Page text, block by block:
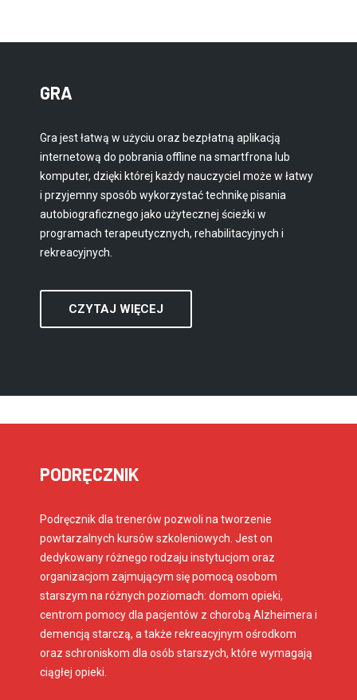
GRA
Gra jest łatwą w użyciu oraz bezpłatną aplikacją
internetową do pobrania offline na smartfrona lub
komputer, dzięki której każdy nauczyciel może w łatwy
i przyjemny sposób wykorzystać technikę pisania
autobiograficznego jako użytecznej ścieżki w
programach terapeutycznych, rehabilitacyjnych i
rekreacyjnych.
CZYTAJ WIĘCEJ
PODRĘCZNIK
Podręcznik dla trenerów pozwoli na tworzenie
powtarzalnych kursów szkoleniowych. Jest on
dedykowany różnego rodzaju instytucjom oraz
organizacjom zajmującym się pomocą osobom
starszym na różnych poziomach: domom opieki,
centrom pomocy dla pacjentów z chorobą Alzheimera i
demencją starczą, a także rekreacyjnym ośrodkom
oraz schroniskom dla osób starszych, które wymagają
ciągłej opieki.